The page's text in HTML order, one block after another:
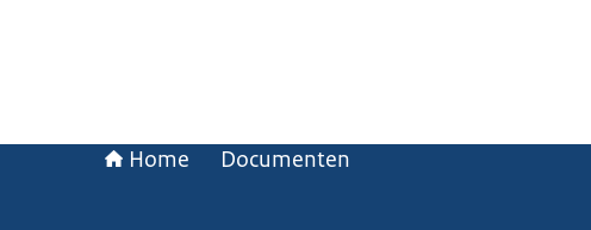
Home Documenten